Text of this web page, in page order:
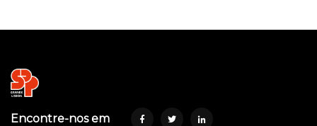
Encontre-nos em